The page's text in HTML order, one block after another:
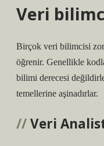
Veri
Birçok veri bilimcisi
öğrenir. Genellikle
bilimi derecesi
temellerine aşinadırlar.
Veri